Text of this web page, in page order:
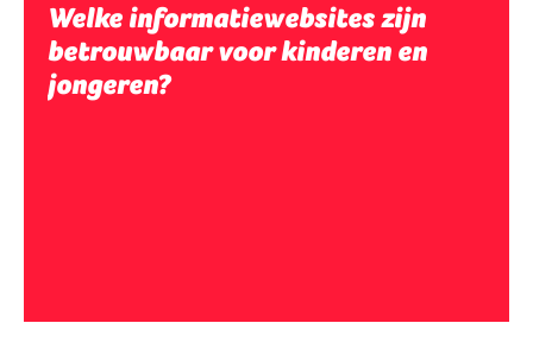
Welke informatiewebsites zijn
betrouwbaar voor kinderen en
jongeren?